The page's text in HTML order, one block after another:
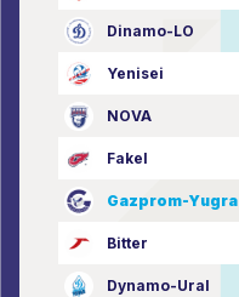
Dinamo-LO
Yenisei
NOVA
Fakel
Gazprom-Yugra
Bitter
Dynamo-Ural